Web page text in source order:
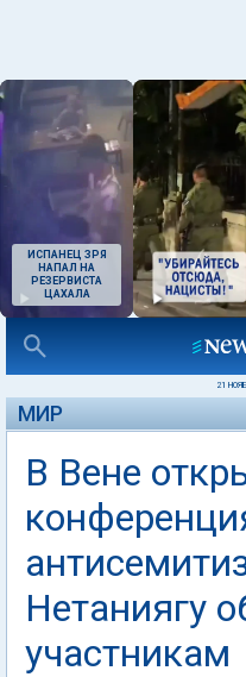
ИСПАНЕЦ ЗРЯ
НАПАЛ НА
РЕЗЕРВИСТА
ЦАХАЛА
21
МИР
В Вене
Нетаниягу
участникам